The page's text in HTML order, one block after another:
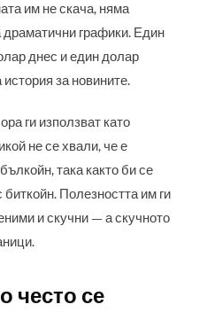
им не скача, няма
графики. Един
днес и един долар
за новините.
ги използват като
не се хвали, че е
така както би се
Полезността им ги
и скучни — а скучното
често се